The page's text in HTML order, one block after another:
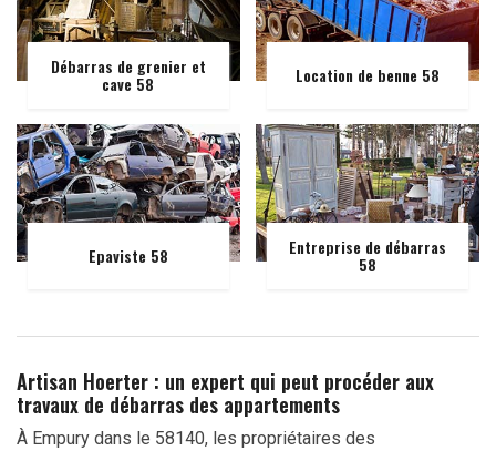
Débarras de grenier et
cave 58 Location de benne 58
Epaviste 58 Entreprise de débarras
58
Artisan Hoerter : un expert qui peut procéder aux
travaux de débarras des appartements
À Empury dans le 58140, les propriétaires des